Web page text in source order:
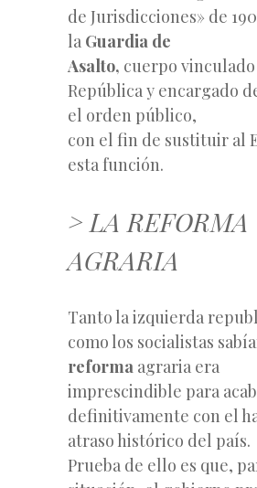
de Jurisdicciones» de
la Guardia de
Asalto, cuerpo vinculado
República y encargado
el orden público,
con el fin de sustituir al
esta función.
> LA REFORMA
AGRARIA
Tanto la izquierda
como los socialistas
reforma agraria era
imprescindible para
definitivamente con el
atraso histórico del país.
Prueba de ello es que,